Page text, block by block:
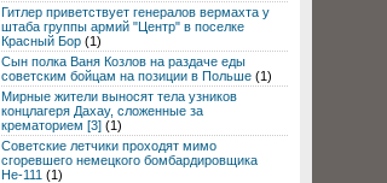
Гитлер приветствует генералов вермахта у
штаба группы армий "Центр" в поселке
Красный Бор (1)
Сын полка Ваня Козлов на раздаче еды
советским бойцам на позиции в Польше (1)
Мирные жители выносят тела узников
концлагеря Дахау, сложенные за
крематорием [3] (1)
Советские летчики проходят мимо
сгоревшего немецкого бомбардировщика
Не-111 (1)